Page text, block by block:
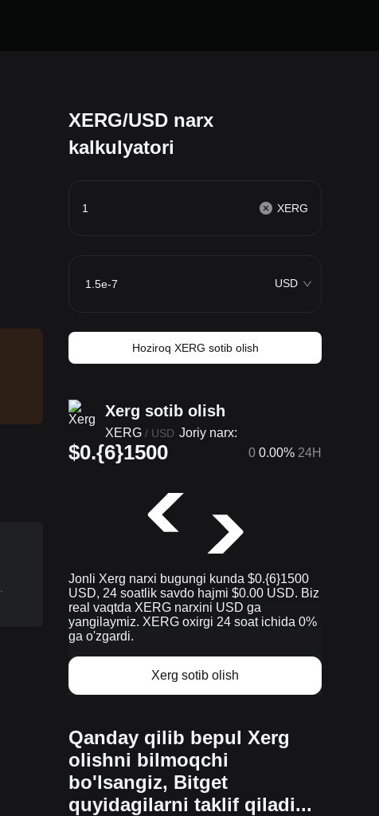
XERG/USD narx
kalkulyatori
XERG
USD
Hoziroq XERG sotib olish
Xerg sotib olish
XERG / USD Joriy narx:
$0.{6}1500 0 0.00% 24H
Jonli Xerg narxi bugungi kunda $0.{​6}1500
USD, 24 soatlik savdo hajmi $0.00 USD. Biz
real vaqtda XERG narxini USD ga
yangilaymiz. XERG oxirgi 24 soat ichida 0%
ga o'zgardi.
Xerg sotib olish
Qanday qilib bepul Xerg
olishni bilmoqchi
bo'lsangiz, Bitget
quyidagilarni taklif qiladi...